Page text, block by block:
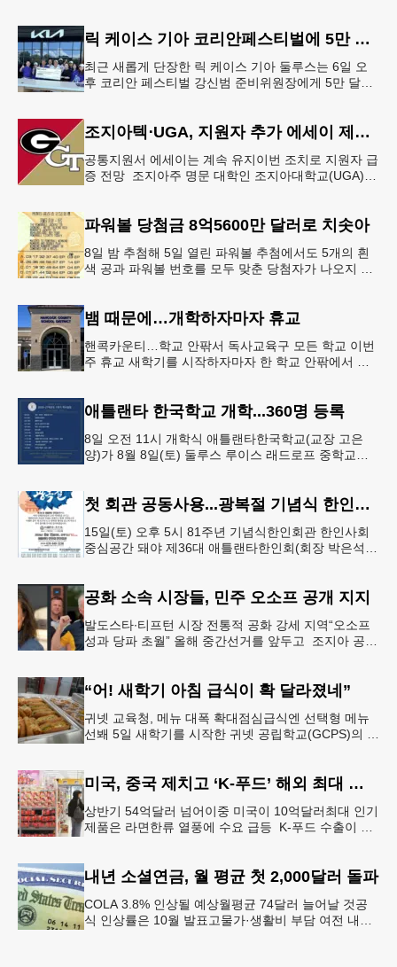
릭 케이스 기아 코리안페스티벌에 5만 달러 후원
최근 새롭게 단장한 릭 케이스 기아 둘루스는 6일 오
후 코리안 페스티벌 강신범 준비위원장에게 5만 달러
조지아텍⋅UGA, 지원자 추가 에세이 제출 폐지
공통지원서 에세이는 계속 유지이번 조치로 지원자 급
증 전망 조지아주 명문 대학인 조지아대학교(UGA)와
파워볼 당첨금 8억5600만 달러로 치솟아
8일 밤 추첨해 5일 열린 파워볼 추첨에서도 5개의 흰
색 공과 파워볼 번호를 모두 맞춘 당첨자가 나오지 않
뱀 때문에…개학하자마자 휴교
핸콕카운티…학교 안팎서 독사교육구 모든 학교 이번
주 휴교 새학기를 시작하자마자 한 학교 안팎에서 잇
애틀랜타 한국학교 개학...360명 등록
8일 오전 11시 개학식 애틀랜타한국학교(교장 고은
양)가 8월 8일(토) 둘루스 루이스 래드로프 중학교에
첫 회관 공동사용...광복절 기념식 한인회관서
15일(토) 오후 5시 81주년 기념식한인회관 한인사회
중심공간 돼야 제36대 애틀랜타한인회(회장 박은석·
공화 소속 시장들, 민주 오소프 공개 지지
발도스타∙티프턴 시장 전통적 공화 강세 지역“오소프
성과 당파 초월” 올해 중간선거를 앞두고 조지아 공화
“어! 새학기 아침 급식이 확 달라졌네”
귀넷 교육청, 메뉴 대폭 확대점심급식엔 선택형 메뉴
선봬 5일 새학기를 시작한 귀넷 공립학교(GCPS)의 급
미국, 중국 제치고 ‘K-푸드’ 해외 최대 시장 부상
상반기 54억달러 넘어이중 미국이 10억달러최대 인기
제품은 라면한류 열풍에 수요 급등 K-푸드 수출이 라
내년 소셜연금, 월 평균 첫 2,000달러 돌파
COLA 3.8% 인상될 예상월평균 74달러 늘어날 것공
식 인상률은 10월 발표고물가·생활비 부담 여전 내년